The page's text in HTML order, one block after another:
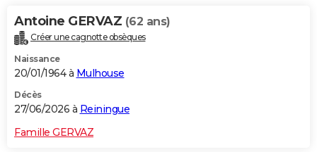
Alimentation
Guide de la santé
Maladies
Médicaments
Sommeil
VOYAGE
Destinations
City break
Voyage nature
Voyage de noces
Forum
Climat
+PHOTO
GUIDES D'ACHAT
Antoine GERVAZ (62 ans)
Créer une cagnotte obsèques
Naissance
20/01/1964 à Mulhouse
Décès
27/06/2026 à Reiningue
Famille GERVAZ